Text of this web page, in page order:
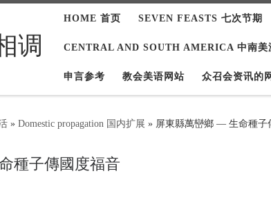
调
HOME 首页 SEVEN FEASTS 七次节期
CENTRAL AND SOUTH AMERICA 中南美
申言参考 教会美语网站 众召会资讯的
» Domestic propagation 国内扩展 » 屏東縣萬巒鄉 — 生命種子
種子傳國度福音